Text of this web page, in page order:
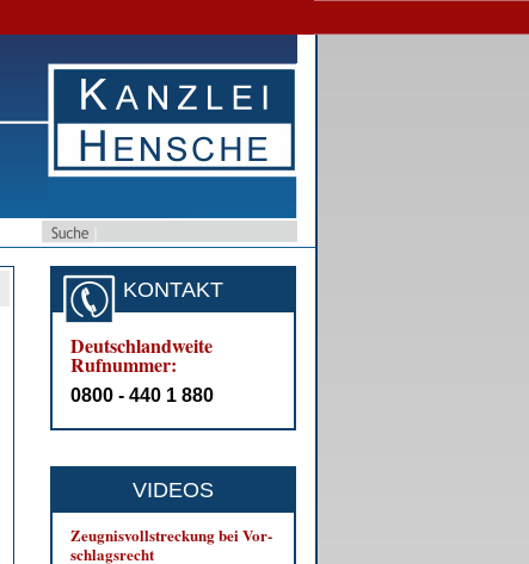
KONTAKT
Deutschlandweite
Rufnummer:
0800 - 440 1 880
VIDEOS
Zeug­nis­voll­stre­ckung bei Vor­
schlags­recht